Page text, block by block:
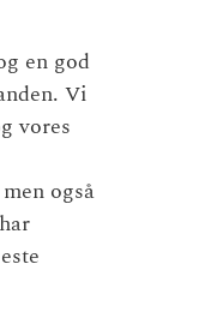
en god
Vi
vores
også